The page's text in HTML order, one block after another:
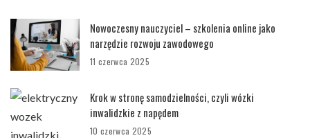
Nowoczesny nauczyciel – szkolenia online jako
narzędzie rozwoju zawodowego
11 czerwca 2025
Krok w stronę samodzielności, czyli wózki
inwalidzkie z napędem
10 czerwca 2025